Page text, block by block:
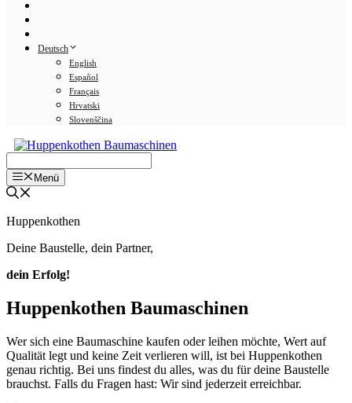
Deutsch
English
Español
Français
Hrvatski
Slovenščina
Menü
Huppenkothen
Deine Baustelle, dein Partner,
dein Erfolg!
Huppenkothen Baumaschinen
Wer sich eine Baumaschine kaufen oder leihen möchte, Wert auf
Qualität legt und keine Zeit verlieren will, ist bei Huppenkothen
genau richtig. Bei uns findest du alles, was du für deine Baustelle
brauchst. Falls du Fragen hast: Wir sind jederzeit erreichbar.